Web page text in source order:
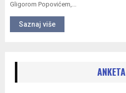
Gligorom Popovićem,...
Saznaj više
ANKETA